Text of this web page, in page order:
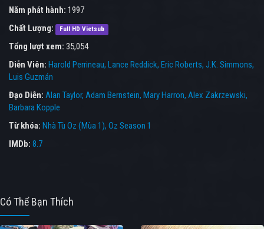
Năm phát hành: 1997
Chất Lượng:
Full HD Vietsub
Tổng lượt xem: 35,054
Diễn Viên: Harold Perrineau Lance Reddick Eric Roberts J.K. Simmons
Luis Guzmán
Đạo Diễn: Alan Taylor Adam Bernstein Mary Harron Alex Zakrzewski
Barbara Kopple
Từ khóa: Nhà Tù Oz (Mùa 1), Oz Season 1
IMDb: 8.7
Có Thể Bạn Thích